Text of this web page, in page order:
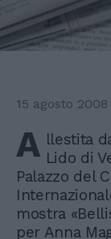
15 agosto 2008
A llestita
Lido di
Palazzo del
mostra
per Anna